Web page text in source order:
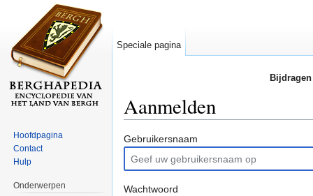
Aanmelden
Gebruikersnaam
Wachtwoord
Speciale pagina
Hoofdpagina
Contact
Hulp
Onderwerpen